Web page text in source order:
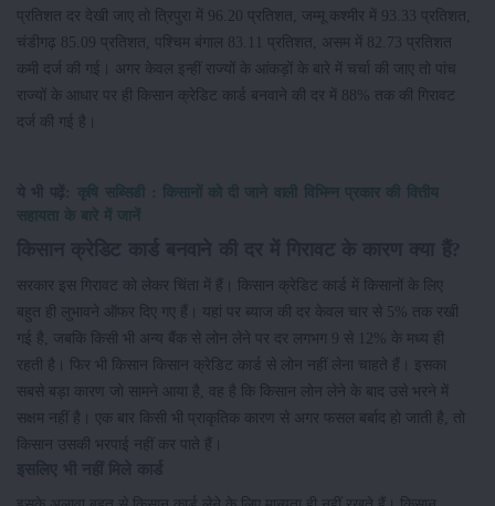
प्रतिशत दर देखी जाए तो त्रिपुरा में 96.20 प्रतिशत, जम्मू कश्मीर में 93.33 प्रतिशत,
चंडीगढ़ 85.09 प्रतिशत, पश्चिम बंगाल 83.11 प्रतिशत, असम में 82.73 प्रतिशत
कमी दर्ज की गई। अगर केवल इन्हीं राज्यों के आंकड़ों के बारे में चर्चा की जाए तो पांच
राज्यों के आधार पर ही किसान क्रेडिट कार्ड बनवाने की दर में 88% तक की गिरावट
दर्ज की गई है।
कृषि सब्सिडी : किसानों को दी जाने वाली विभिन्न प्रकार की वित्तीय
सहायता के बारे में जानें
सरकार इस गिरावट को लेकर चिंता में हैं। किसान क्रेडिट कार्ड में किसानों के लिए
बहुत ही लुभावने ऑफर दिए गए हैं। यहां पर ब्याज की दर केवल चार से 5% तक रखी
गई है, जबकि किसी भी अन्य बैंक से लोन लेने पर दर लगभग 9 से 12% के मध्य ही
रहती है। फिर भी किसान किसान क्रेडिट कार्ड से लोन नहीं लेना चाहते हैं। इसका
सबसे बड़ा कारण जो सामने आया है, वह है कि किसान लोन लेने के बाद उसे भरने में
सक्षम नहीं है। एक बार किसी भी प्राकृतिक कारण से अगर फसल बर्बाद हो जाती है, तो
किसान उसकी भरपाई नहीं कर पाते हैं।